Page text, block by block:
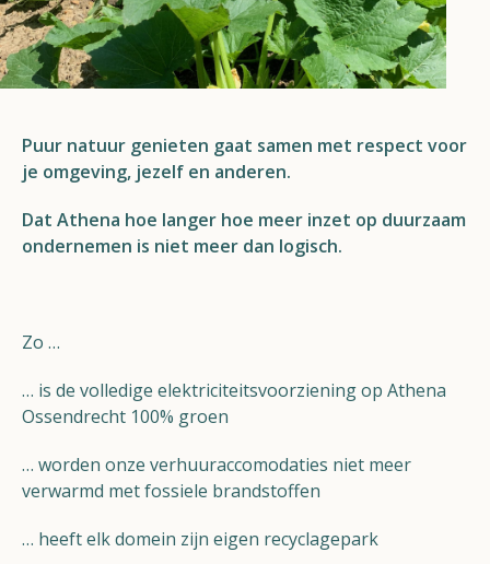
Ossendrecht
Helios
Contact
Puur natuur genieten gaat samen met respect voor
je omgeving, jezelf en anderen.
Dat Athena hoe langer hoe meer inzet op duurzaam
ondernemen is niet meer dan logisch.
Zo …
… is de volledige elektriciteitsvoorziening op Athena
Ossendrecht 100% groen
… worden onze verhuuraccomodaties niet meer
verwarmd met fossiele brandstoffen
… heeft elk domein zijn eigen recyclagepark